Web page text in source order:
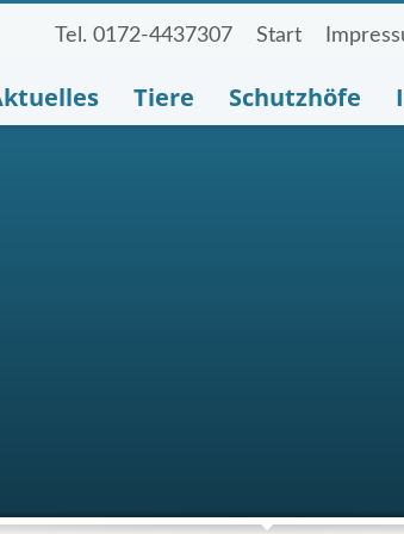
Tel. 0172-4437307 Start
Tiere Schutzhöfe